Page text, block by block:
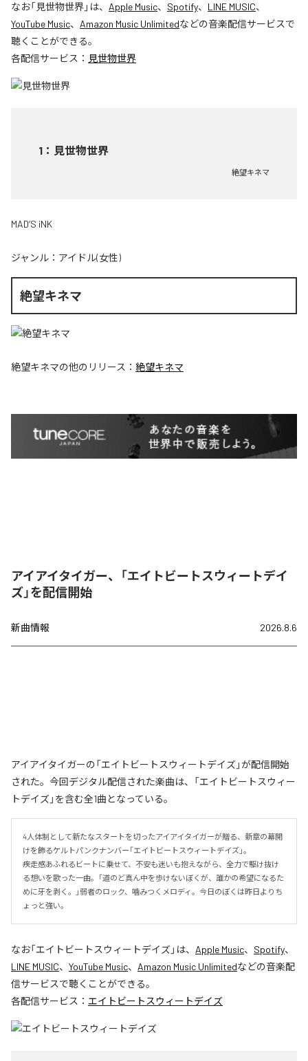
なお「見世物世界」は、 Apple Music、 Spotify、 LINE MUSIC、
YouTube Music、 Amazon Music Unlimitedなどの音楽配信サービスで
聴くことができる。
各配信サービス： 見世物世界
1 ： 見世物世界
絶望キネマ
MAD’S iNK
ジャンル： アイドル(女性)
絶望キネマ
絶望キネマの他のリリース： 絶望キネマ
アイアイタイガー、「エイトビートスウィートデイ
ズ」を配信開始
新曲情報 2026.8.6
アイアイタイガーの「エイトビートスウィートデイズ」が配信開始
された。今回デジタル配信された楽曲は、「エイトビートスウィー
トデイズ」を含む全1曲となっている。
4人体制として新たなスタートを切ったアイアイタイガーが贈る、新章の幕開
けを飾るケルトパンクナンバー「エイトビートスウィートデイズ」。
疾走感あふれるビートに乗せて、不安も迷いも抱えながら、全力で駆け抜け
る想いを歌った一曲。「道のど真ん中を歩けないぼくが、誰かの希望になるた
めに牙を剥く。」弱者のロック、噛みつくメロディ。今日のぼくは昨日よりち
ょっと強い。
なお「エイトビートスウィートデイズ」は、 Apple Music、 Spotify、
LINE MUSIC、 YouTube Music、 Amazon Music Unlimitedなどの音楽配
信サービスで聴くことができる。
各配信サービス： エイトビートスウィートデイズ